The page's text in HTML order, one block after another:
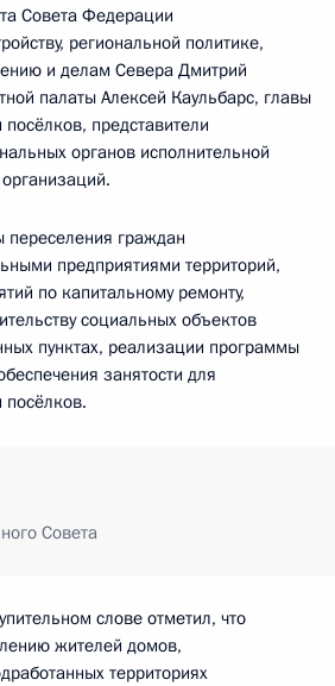
Совета Федерации
региональной политике,
и делам Севера Дмитрий
палаты Алексей Каульбарс, главы
представители
органов исполнительной
граждан
предприятиями территорий,
по капитальному ремонту,
социальных объектов
пунктах, реализации программы
занятости для
посёлков.
Совета
слове отметил, что
жителей домов,
территориях